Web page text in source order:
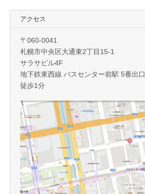
アクセス
〒060-0041
札幌市中央区大通東2丁目15-1
サラサビル4F
地下鉄東西線 バスセンター前駅 5番出口
徒歩1分